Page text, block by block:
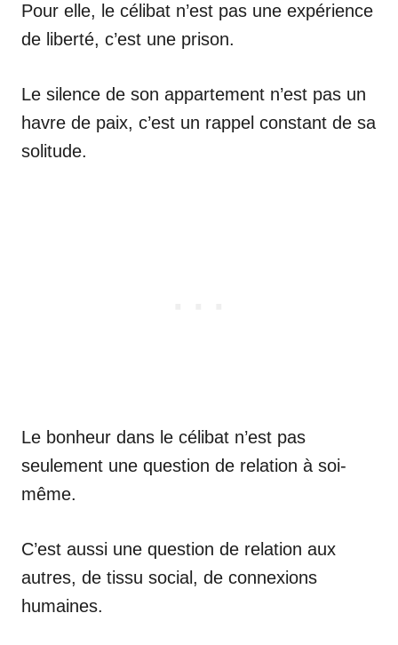
Pour elle, le célibat n’est pas une expérience
de liberté, c’est une prison.
Le silence de son appartement n’est pas un
havre de paix, c’est un rappel constant de sa
solitude.
Le bonheur dans le célibat n’est pas
seulement une question de relation à soi-
même.
C’est aussi une question de relation aux
autres, de tissu social, de connexions
humaines.